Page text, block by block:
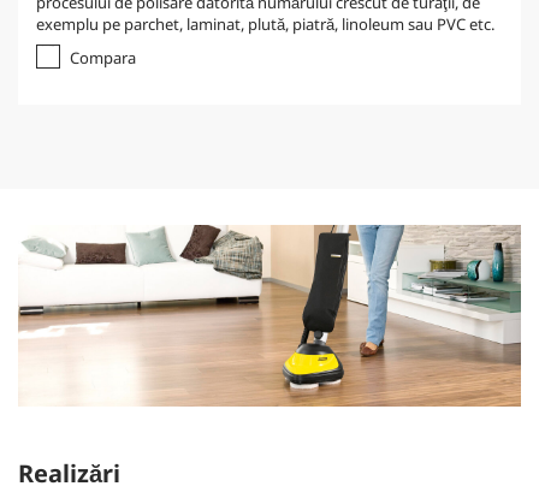
exemplu pe parchet, laminat, plută, piatră, linoleum sau PVC etc.
Compara
Realizări